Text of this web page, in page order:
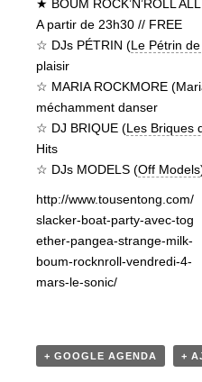
★ BOUM ROCK’N’ROLL
A partir de 23h30 // FREE
☆ DJs PÉTRIN (Le Pétrin
plaisir
☆ MARIA ROCKMORE
méchamment danser
☆ DJ BRIQUE (Les Briques
Hits
☆ DJs MODELS (Off Models
http://www.tousentong.com/
slacker-boat-party-avec-tog
ether-pangea-strange-milk-
boum-rocknroll-vendredi-4-
mars-le-sonic/
+ GOOGLE AGENDA +